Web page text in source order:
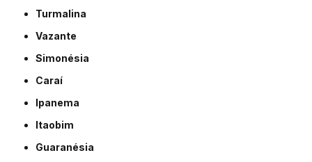
Turmalina
Vazante
Simonésia
Caraí
Ipanema
Itaobim
Guaranésia